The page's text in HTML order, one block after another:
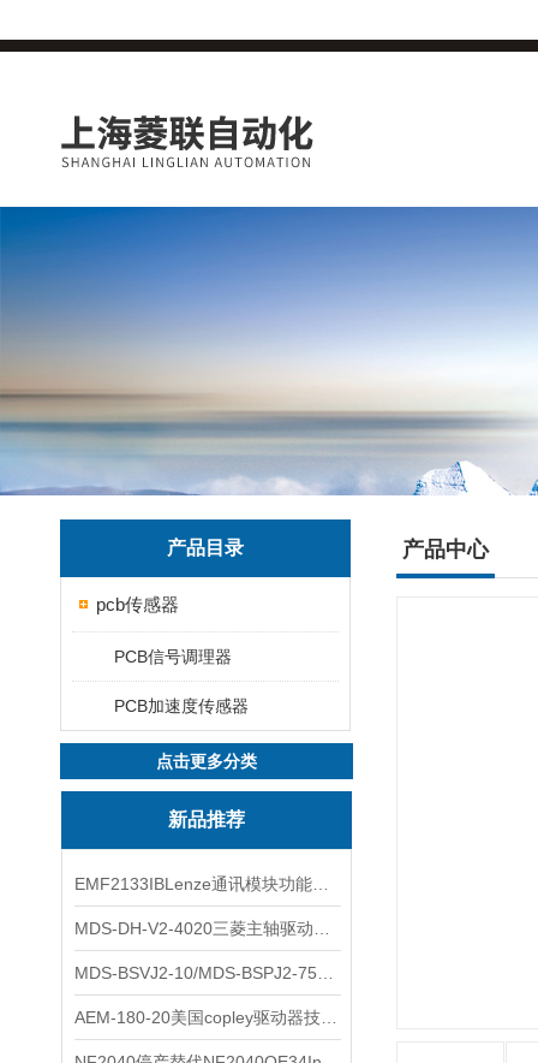
产品目录
pcb传感器
PCB信号调理器
PCB加速度传感器
点击更多分类
新品推荐
产品中心